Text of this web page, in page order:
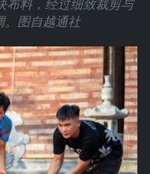
布料，经过细致裁剪与
。图自越通社